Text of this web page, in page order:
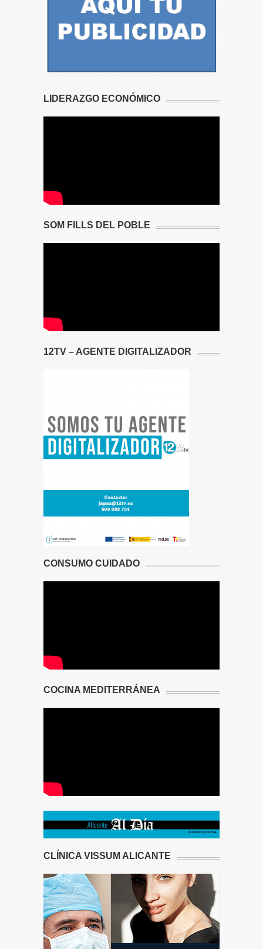
LIDERAZGO ECONÓMICO
SOM FILLS DEL POBLE
12TV – AGENTE DIGITALIZADOR
CONSUMO CUIDADO
COCINA MEDITERRÁNEA
CLÍNICA VISSUM ALICANTE